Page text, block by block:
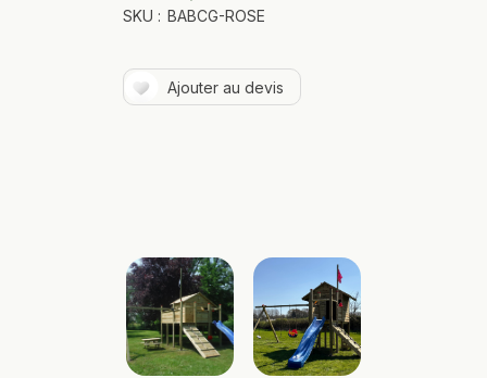
SKU : BABCG-ROSE
Ajouter au devis